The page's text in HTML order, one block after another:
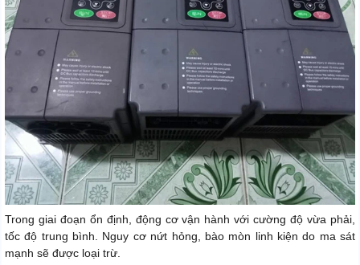
Trong giai đoạn ổn định, động cơ vận hành với cường độ vừa phải,
tốc độ trung bình. Nguy cơ nứt hỏng, bào mòn linh kiện do ma sát
mạnh sẽ được loại trừ.